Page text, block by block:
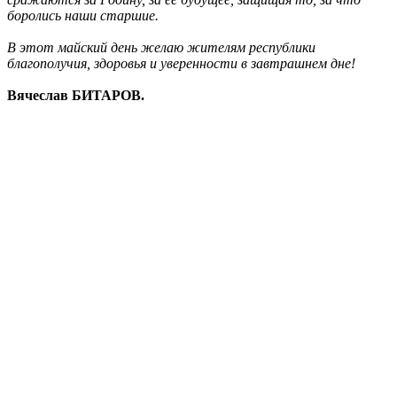
боролись наши старшие.
В этот майский день желаю жителям республики
благополучия, здоровья и уверенности в завтрашнем дне!
Вячеслав БИТАРОВ.